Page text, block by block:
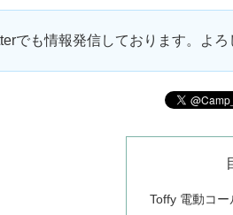
でも情報発信しております。よろ
Toffy 電動コ